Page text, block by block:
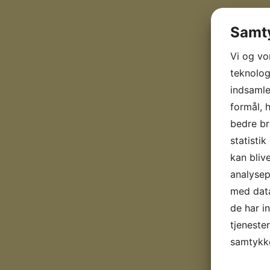
Vi og
formål,
bedre
statistik
kan
med
de har